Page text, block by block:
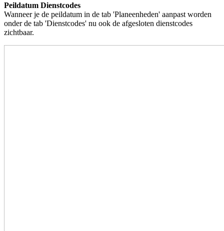
Peildatum Dienstcodes
Wanneer je de peildatum in de tab 'Planeenheden' aanpast worden
onder de tab 'Dienstcodes' nu ook de afgesloten dienstcodes
zichtbaar.